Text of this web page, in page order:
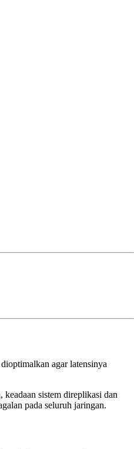
agar latensinya
sistem direplikasi dan
pada seluruh jaringan.